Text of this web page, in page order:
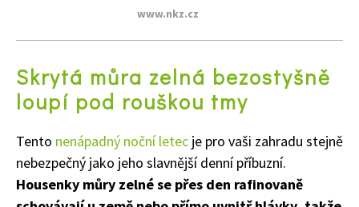
www.nkz.cz
Skrytá můra zelná bezostyšně
loupí pod rouškou tmy
Tento nenápadný noční letec je pro vaši zahradu stejně
nebezpečný jako jeho slavnější denní příbuzní.
Housenky můry zelné se přes den rafinovaně